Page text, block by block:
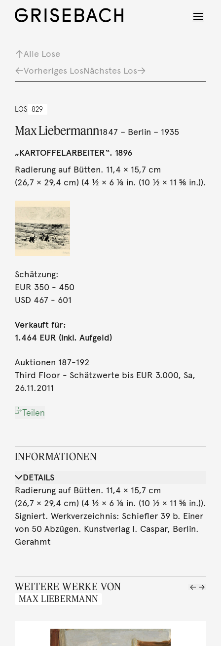
Alle Lose
Vorheriges LosNächstes Los
LOS 829
Max Liebermann1847 – Berlin – 1935
„KARTOFFELARBEITER“. 1896
Radierung auf Bütten. 11,4 × 15,7 cm
(26,7 × 29,4 cm) (4 ½ × 6 ⅛ in. (10 ½ × 11 ⅝ in.)).
Schätzung:
EUR 350 - 450
USD 467 - 601
Verkauft für:
1.464 EUR (inkl. Aufgeld)
Auktionen 187-192
Third Floor - Schätzwerte bis EUR 3.000, Sa,
26.11.2011
Teilen
INFORMATIONEN
DETAILS
Radierung auf Bütten. 11,4 × 15,7 cm
(26,7 × 29,4 cm) (4 ½ × 6 ⅛ in. (10 ½ × 11 ⅝ in.)).
Signiert. Werkverzeichnis: Schiefler 39 b. Einer
von 50 Abzügen. Kunstverlag I. Caspar, Berlin.
Gerahmt
WEITERE WERKE VON
MAX LIEBERMANN